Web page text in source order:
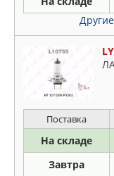
Поставка
На складе
Завтра